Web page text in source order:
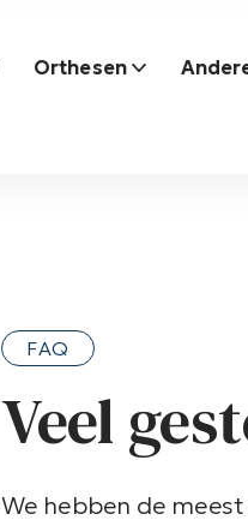
Orthesen
FAQ
Veel
We hebben de